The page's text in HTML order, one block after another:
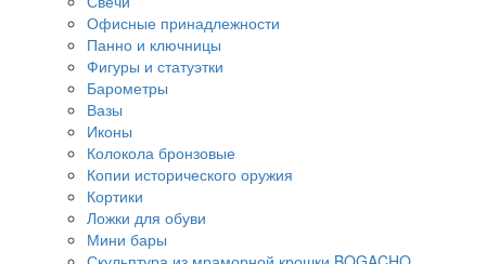
Офисные принадлежности
Панно и ключницы
Фигуры и статуэтки
Барометры
Вазы
Иконы
Колокола бронзовые
Копии исторического оружия
Кортики
Ложки для обуви
Мини бары